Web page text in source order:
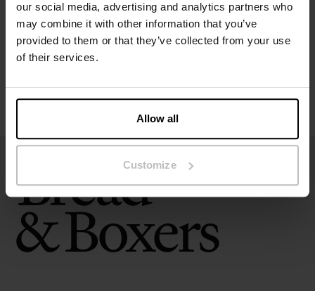
our social media, advertising and analytics partners who
may combine it with other information that you’ve
provided to them or that they’ve collected from your use
of their services.
Allow all
Customize
Størrelsesguide
Vaskeanvisninger